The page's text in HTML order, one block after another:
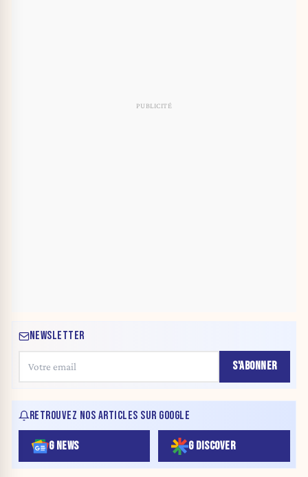
NEWSLETTER
S'ABONNER
RETROUVEZ NOS ARTICLES SUR GOOGLE
G NEWS G DISCOVER